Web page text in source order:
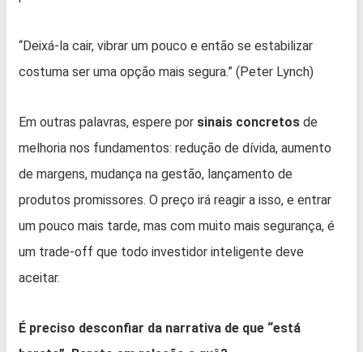
“Deixá-la cair, vibrar um pouco e então se estabilizar
costuma ser uma opção mais segura.” (Peter Lynch)
Em outras palavras, espere por sinais concretos de
melhoria nos fundamentos: redução de dívida, aumento
de margens, mudança na gestão, lançamento de
produtos promissores. O preço irá reagir a isso, e entrar
um pouco mais tarde, mas com muito mais segurança, é
um trade-off que todo investidor inteligente deve
aceitar.
É preciso desconfiar da narrativa de que “está